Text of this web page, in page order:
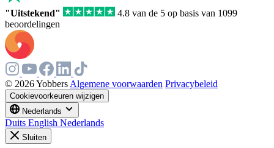
"Uitstekend"
4.8 van de 5 op basis van 1099
beoordelingen
© 2026 Yobbers Algemene voorwaarden Privacybeleid
Cookievoorkeuren wijzigen
Nederlands
Duits English Nederlands
Sluiten